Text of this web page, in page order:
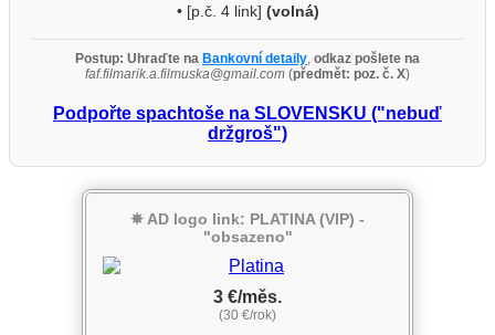
• [p.č. 4 link] (volná)
Postup: Uhraďte na Bankovní detaily, odkaz pošlete na
faf.filmarik.a.filmuska@gmail.com (předmět: poz. č. X)
Podpořte spachtoše na SLOVENSKU ("nebuď
držgroš")
✵ AD logo link: PLATINA (VIP) -
"obsazeno"
3 €/měs.
(30 €/rok)